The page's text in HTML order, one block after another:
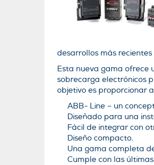
desarrollos más
Esta nueva gama ofrece
sobrecarga electrónicos
objetivo es proporcionar
ABB- Line – un
Diseñado para una
Fácil de integrar con
Diseño compacto.
Una gama completa
Cumple con las